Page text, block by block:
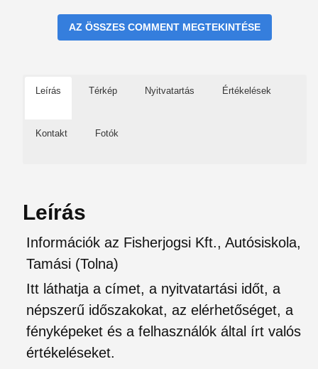
AZ ÖSSZES COMMENT MEGTEKINTÉSE
Leírás Térkép Nyitvatartás Értékelések
Kontakt Fotók
Leírás
Információk az Fisherjogsi Kft., Autósiskola,
Tamási (Tolna)
Itt láthatja a címet, a nyitvatartási időt, a
népszerű időszakokat, az elérhetőséget, a
fényképeket és a felhasználók által írt valós
értékeléseket.